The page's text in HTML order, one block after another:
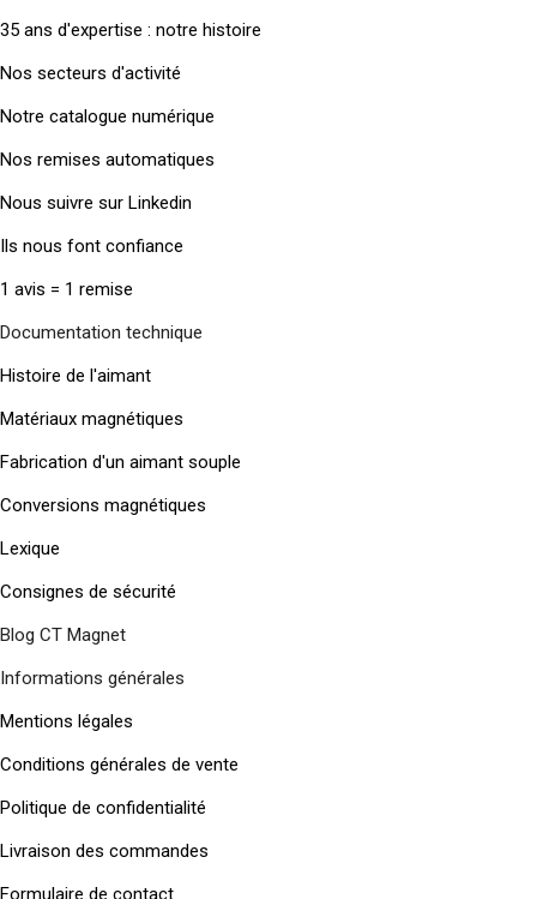
35 ans d'expertise : notre histoire
Nos secteurs d'activité
Notre catalogue numérique
Nos remises automatiques
Nous suivre sur Linkedin
Ils nous font confiance
1 avis = 1 remise
Documentation technique
Histoire de l'aimant
Matériaux magnétiques
Fabrication d'un aimant souple
Conversions magnétiques
Lexique
Consignes de sécurité
Blog CT Magnet
Informations générales
Mentions légales
Conditions générales de vente
Politique de confidentialité
Livraison des commandes
Formulaire de contact